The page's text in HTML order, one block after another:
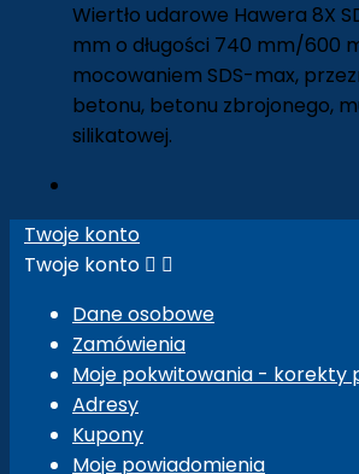
Wiertło udarowe Hawera 8X
mm o długości 740 mm/600
mocowaniem SDS-max,
betonu, betonu zbrojonego,
silikatowej.
Twoje konto
Twoje konto  
Dane osobowe
Zamówienia
Moje pokwitowania - korekty
Adresy
Kupony
Moje powiadomienia